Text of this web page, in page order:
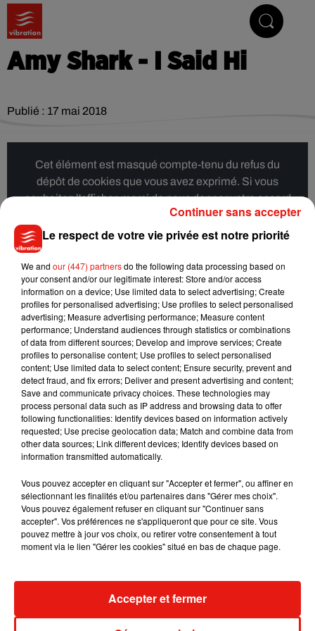
Amy Shark - I Said Hi
Publié : 17 mai 2018
Cet élément est masqué compte-tenu du refus du
dépôt de cookies que vous avez exprimé. Si vous
souhaitez l'afficher, merci de nous donner votre accord
en cliquant sur le bouton ci-dessous.
Musique
5 août 2026
Benny Blanco invite Selena Gomez et
Becky G sur son nouveau single
4 août 2026
Tiny Desk
live session
Le respect de votre vie privée est notre priorité
We and our (447) partnersdo the following data processing based on
your consent and/or our legitimate interest: Store and/or access
information on a device; Use limited data to select advertising; Create
profiles for personalised advertising; Use profiles to select personalised
advertising; Measure advertising performance; Measure content
performance; Understand audiences through statistics or combinations
of data from different sources; Develop and improve services; Create
profiles to personalise content; Use profiles to select personalised
content; Use limited data to select content; Ensure security, prevent and
detect fraud, and fix errors; Deliver and present advertising and content;
Save and communicate privacy choices. These technologies may
process personal data such as IP address and browsing data to offer
following functionalities: Identify devices based on information actively
requested; Use precise geolocation data; Match and combine data from
other data sources; Link different devices; Identify devices based on
information transmitted automatically.
Vous pouvez accepter en cliquant sur "Accepter et fermer", ou affiner en
sélectionnant les finalités et/ou partenaires dans "Gérer mes choix".
Vous pouvez également refuser en cliquant sur "Continuer sans
accepter". Vos préférences ne s'appliqueront que pour ce site. Vous
pouvez mettre à jour vos choix, ou retirer votre consentement à tout
moment via le lien "Gérer les cookies" situé en bas de chaque page.
Accepter et fermer
Continuer sans accepter